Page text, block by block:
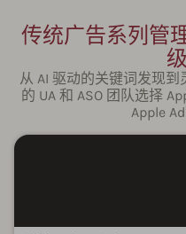
传统广告系列管
从 AI 驱动的关键词发现
的 UA 和 ASO 团队选择
Apple